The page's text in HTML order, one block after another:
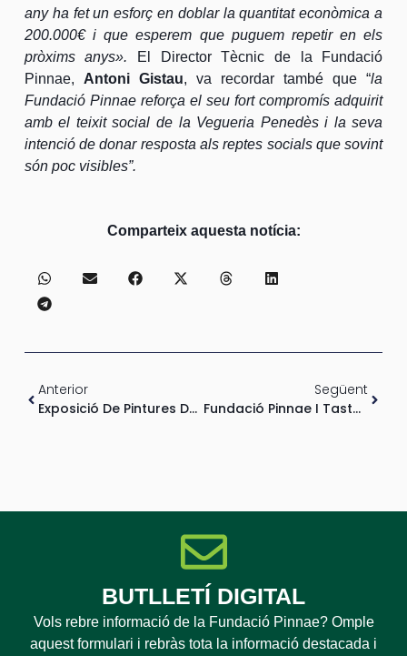
any ha fet un esforç en doblar la quantitat econòmica a
200.000€ i que esperem que puguem repetir en els
pròxims anys».
El Director Tècnic de la Fundació
Pinnae, Antoni Gistau, va recordar també que “la
Fundació Pinnae reforça el seu fort compromís adquirit
amb el teixit social de la Vegueria Penedès i la seva
intenció de donar resposta als reptes socials que sovint
són poc visibles”.
Comparteix aquesta notícia:
Anterior
Exposició De Pintures De “Canano” Sintetitzant Essències – El Món Màgic De La Música
Següent
Fundació Pinnae I Tastavins Penedès Uneixen Esforços Per Aconseguir Un Vijazz Més Solidari
BUTLLETÍ DIGITAL
Vols rebre informació de la Fundació Pinnae? Omple
aquest formulari i rebràs tota la informació destacada i